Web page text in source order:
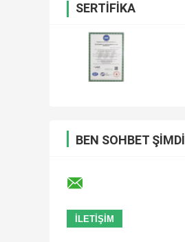
SERTIFIKA
BEN SOHBET ŞIMDI